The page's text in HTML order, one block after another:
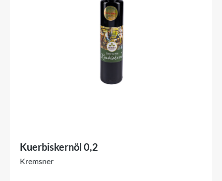
Kuerbiskernöl 0,2
Kremsner